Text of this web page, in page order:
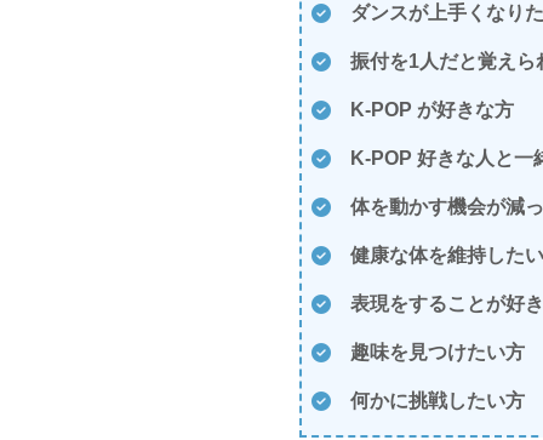
ダンスが上手くなり
振付を1人だと覚えら
K-POP が好きな方
K-POP 好きな人と一
体を動かす機会が減
健康な体を維持した
表現をすることが好
趣味を見つけたい方
何かに挑戦したい方